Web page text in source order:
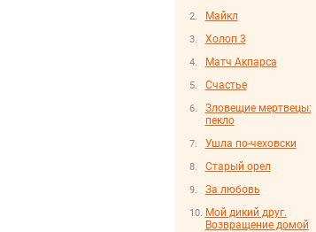
Майкл
Холоп 3
Матч Акпарса
Счастье
Зловещие мертвецы:
пекло
Ушла по-чеховски
Старый орел
За любовь
Мой дикий друг.
Возвращение домой